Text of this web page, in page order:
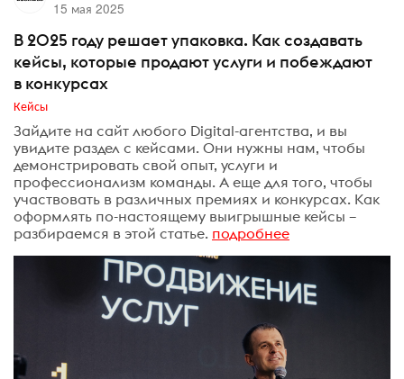
15 мая 2025
В 2025 году решает упаковка. Как создавать
кейсы, которые продают услуги и побеждают
в конкурсах
Кейсы
Зайдите на сайт любого Digital-агентства, и вы
увидите раздел с кейсами. Они нужны нам, чтобы
демонстрировать свой опыт, услуги и
профессионализм команды. А еще для того, чтобы
участвовать в различных премиях и конкурсах. Как
оформлять по-настоящему выигрышные кейсы –
разбираемся в этой статье. подробнее